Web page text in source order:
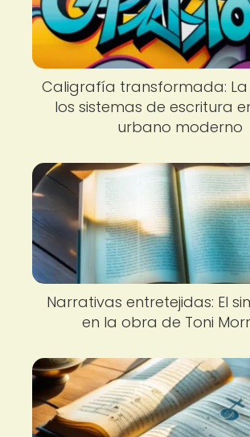
Caligrafía transformada: La
los sistemas de escritura
urbano moderno
Narrativas entretejidas: El
en la obra de Toni